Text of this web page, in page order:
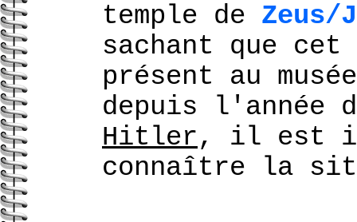
temple de Zeus/
sachant que
présent au
depuis l'année
Hitler, il est
connaître la